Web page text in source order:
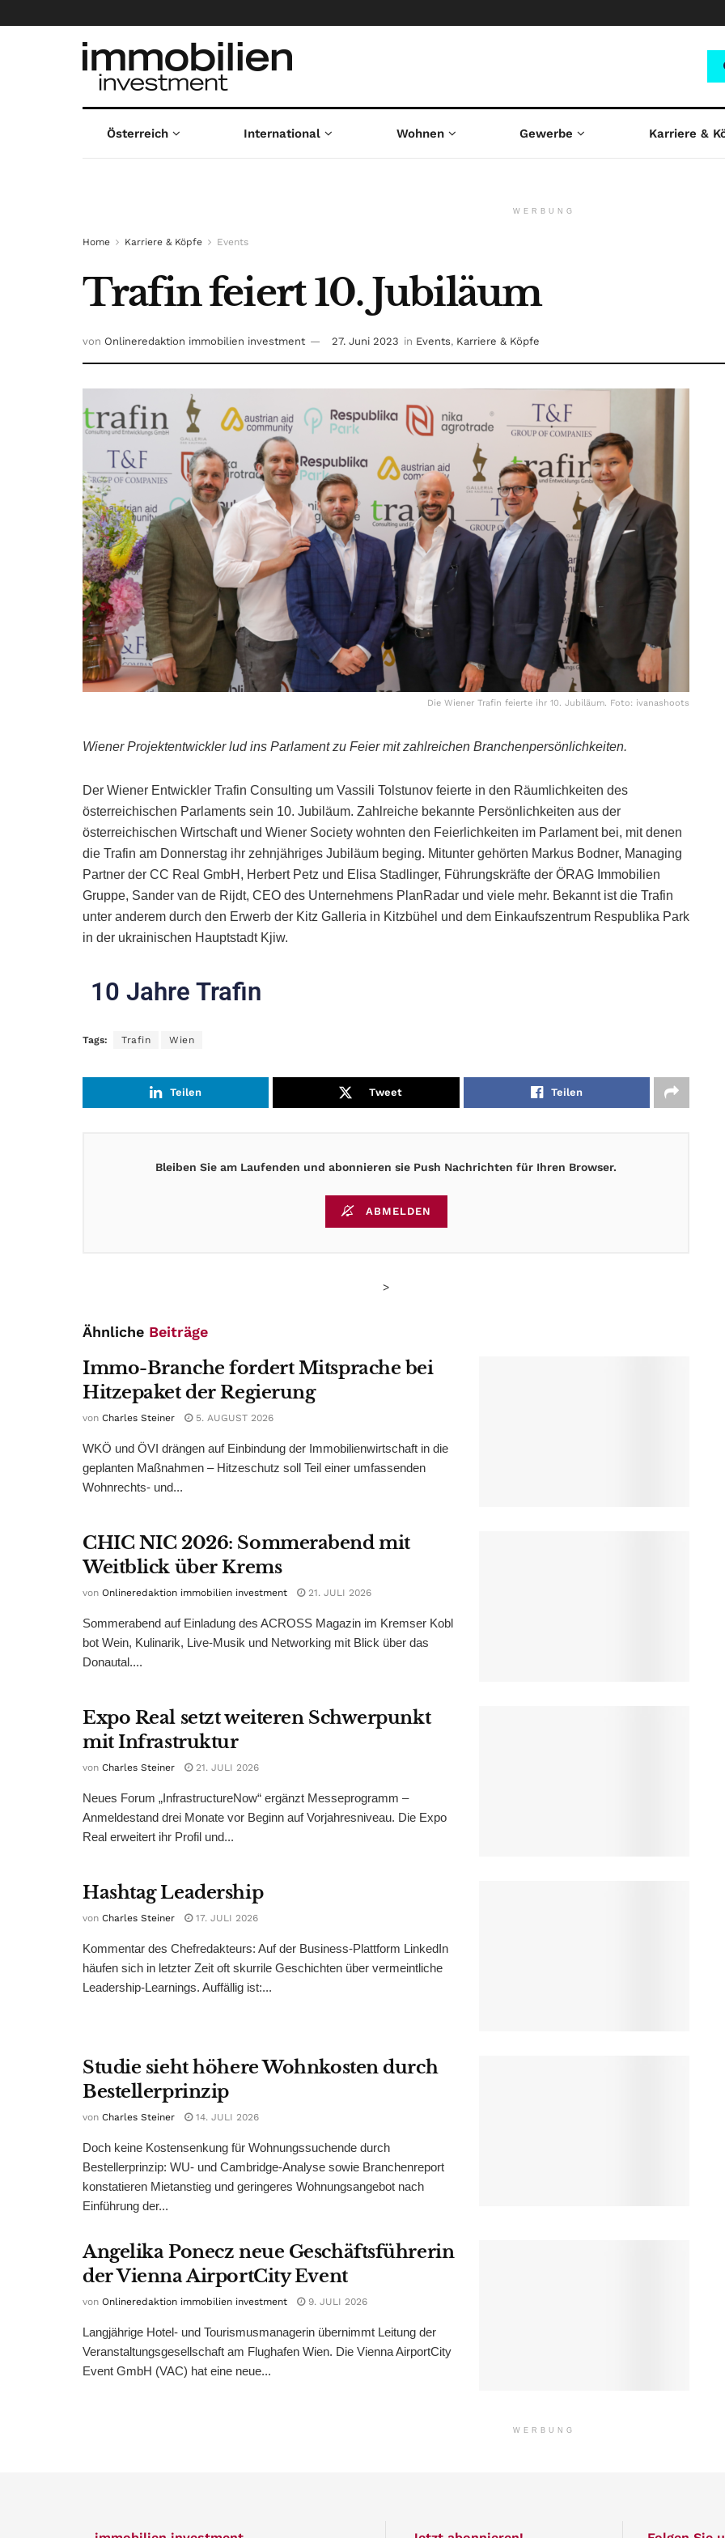
Österreich International Wohnen Gewerbe Karriere &
WERBUNG
Home Karriere & Köpfe Events
Trafin feiert 10. Jubiläum
von Onlineredaktion immobilien investment 27. Juni 2023 in Events, Karriere & Köpfe
Die Wiener Trafin feierte ihr 10. Jubiläum. Foto: ivanashoots
Wiener Projektentwickler lud ins Parlament zu Feier mit zahlreichen Branchenpersönlichkeiten.
Der Wiener Entwickler Trafin Consulting um Vassili Tolstunov feierte in den Räumlichkeiten des
österreichischen Parlaments sein 10. Jubiläum. Zahlreiche bekannte Persönlichkeiten aus der
österreichischen Wirtschaft und Wiener Society wohnten den Feierlichkeiten im Parlament bei, mit denen
die Trafin am Donnerstag ihr zehnjähriges Jubiläum beging. Mitunter gehörten Markus Bodner, Managing
Partner der CC Real GmbH, Herbert Petz und Elisa Stadlinger, Führungskräfte der ÖRAG Immobilien
Gruppe, Sander van de Rijdt, CEO des Unternehmens PlanRadar und viele mehr. Bekannt ist die Trafin
unter anderem durch den Erwerb der Kitz Galleria in Kitzbühel und dem Einkaufszentrum Respublika Park
in der ukrainischen Hauptstadt Kjiw.
10 Jahre Trafin
Tags: Trafin Wien
Teilen Tweet Teilen
Bleiben Sie am Laufenden und abonnieren sie Push Nachrichten für Ihren Browser.
ABMELDEN
>
Ähnliche Beiträge
Immo-Branche fordert Mitsprache bei
Hitzepaket der Regierung
von Charles Steiner 5. AUGUST 2026
WKÖ und ÖVI drängen auf Einbindung der Immobilienwirtschaft in die
geplanten Maßnahmen – Hitzeschutz soll Teil einer umfassenden
Wohnrechts- und...
CHIC NIC 2026: Sommerabend mit
Weitblick über Krems
von Onlineredaktion immobilien investment 21. JULI 2026
Sommerabend auf Einladung des ACROSS Magazin im Kremser Kobl
bot Wein, Kulinarik, Live-Musik und Networking mit Blick über das
Donautal....
Expo Real setzt weiteren Schwerpunkt
mit Infrastruktur
von Charles Steiner 21. JULI 2026
Neues Forum „InfrastructureNow“ ergänzt Messeprogramm –
Anmeldestand drei Monate vor Beginn auf Vorjahresniveau. Die Expo
Real erweitert ihr Profil und...
Hashtag Leadership
von Charles Steiner 17. JULI 2026
Kommentar des Chefredakteurs: Auf der Business-Plattform LinkedIn
häufen sich in letzter Zeit oft skurrile Geschichten über vermeintliche
Leadership-Learnings. Auffällig ist:...
Studie sieht höhere Wohnkosten durch
Bestellerprinzip
von Charles Steiner 14. JULI 2026
Doch keine Kostensenkung für Wohnungssuchende durch
Bestellerprinzip: WU- und Cambridge-Analyse sowie Branchenreport
konstatieren Mietanstieg und geringeres Wohnungsangebot nach
Einführung der...
Angelika Ponecz neue Geschäftsführerin
der Vienna AirportCity Event
von Onlineredaktion immobilien investment 9. JULI 2026
Langjährige Hotel- und Tourismusmanagerin übernimmt Leitung der
Veranstaltungsgesellschaft am Flughafen Wien. Die Vienna AirportCity
Event GmbH (VAC) hat eine neue...
WERBUNG